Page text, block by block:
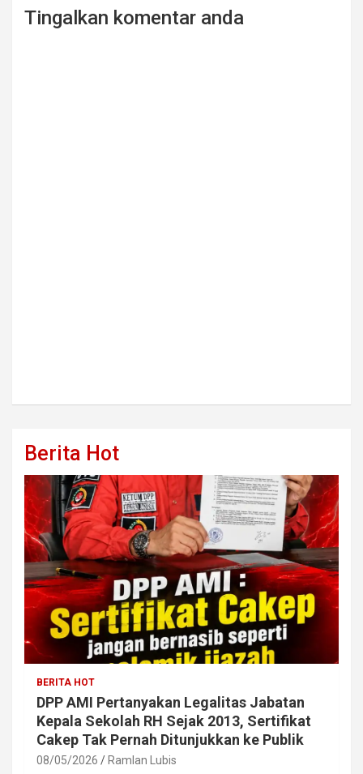
Tingalkan komentar anda
Berita Hot
BERITA HOT
DPP AMI Pertanyakan Legalitas Jabatan
Kepala Sekolah RH Sejak 2013, Sertifikat
Cakep Tak Pernah Ditunjukkan ke Publik
08/05/2026 Ramlan Lubis